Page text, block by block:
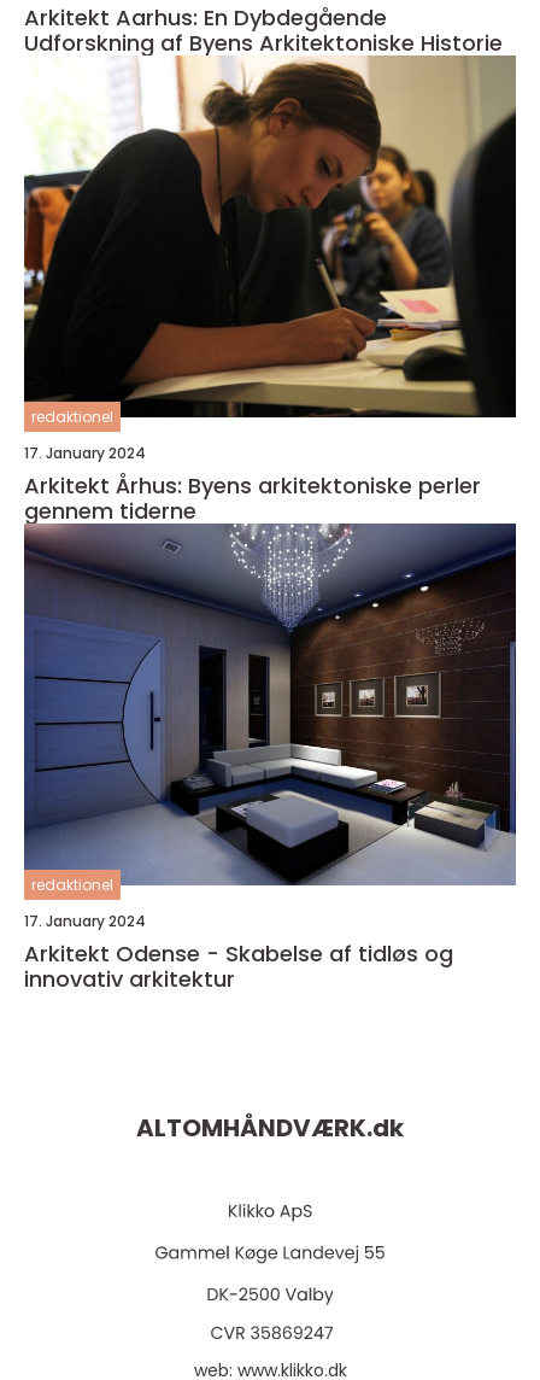
Arkitekt Aarhus: En Dybdegående
Udforskning af Byens Arkitektoniske Historie
redaktionel
17. January 2024
Arkitekt Århus: Byens arkitektoniske perler
gennem tiderne
redaktionel
17. January 2024
Arkitekt Odense - Skabelse af tidløs og
innovativ arkitektur
ALTOMHÅNDVÆRK.dk
web: www.klikko.dk